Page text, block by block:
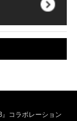
コラボレーション